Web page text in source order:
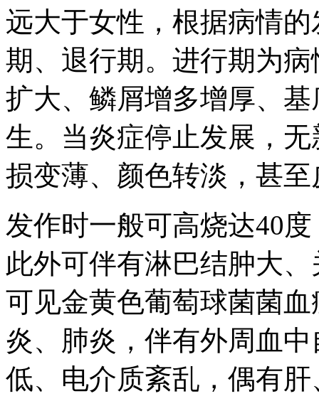
远大于女性，根据病情
期、退行期。进行期为
扩大、鳞屑增多增厚、
生。当炎症停止发展，
损变薄、颜色转淡，甚
发作时一般可高烧达40
此外可伴有淋巴结肿大
可见金黄色葡萄球菌菌
炎、肺炎，伴有外周血
低、电介质紊乱，偶有